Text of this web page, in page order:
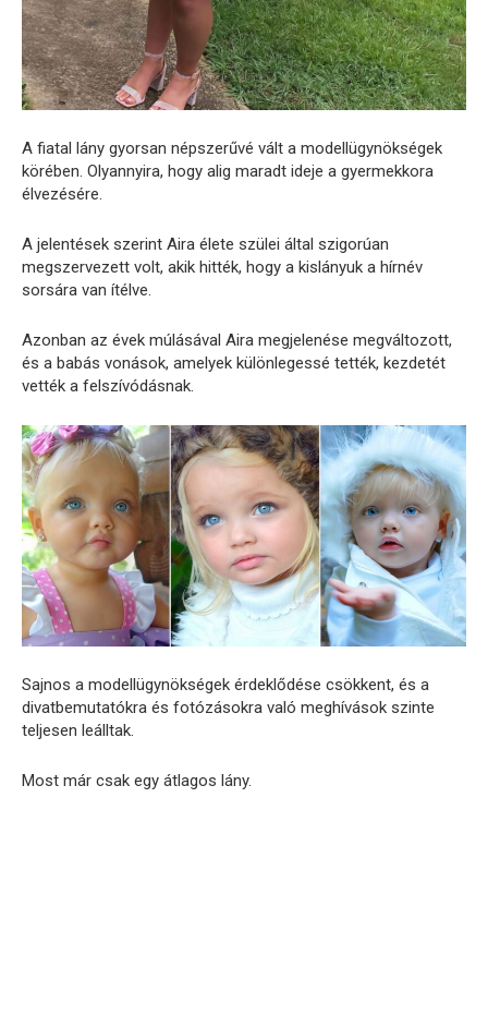
A fiatal lány gyorsan népszerűvé vált a modellügynökségek
körében. Olyannyira, hogy alig maradt ideje a gyermekkora
élvezésére.
A jelentések szerint Aira élete szülei által szigorúan
megszervezett volt, akik hitték, hogy a kislányuk a hírnév
sorsára van ítélve.
Azonban az évek múlásával Aira megjelenése megváltozott,
és a babás vonások, amelyek különlegessé tették, kezdetét
vették a felszívódásnak.
Sajnos a modellügynökségek érdeklődése csökkent, és a
divatbemutatókra és fotózásokra való meghívások szinte
teljesen leálltak.
Most már csak egy átlagos lány.